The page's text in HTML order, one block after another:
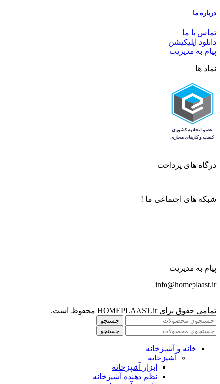
درباره ما
تماس با ما
دانلود اپلیکیشن
پیام به مدیریت
نماد ها
درگاه های پرداخت
شبکه های اجتماعی ما !
پیام به مدیریت
info@homeplaast.ir
تمامی حقوق برای HOMEPLAAST.ir محفوظ است.
جستجو
جستجو
خانه و آشپزخانه
آشپزخانه
ابزار آشپزخانه
نظم دهنده آشپزخانه